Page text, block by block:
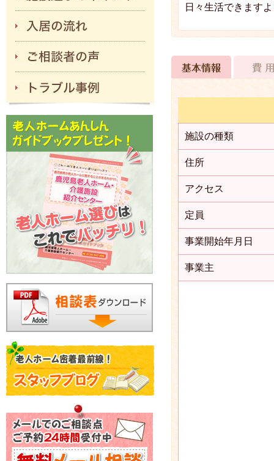
日々生活できます
施設の種類
住所
アクセス
定員
事業開始年月日
事業主